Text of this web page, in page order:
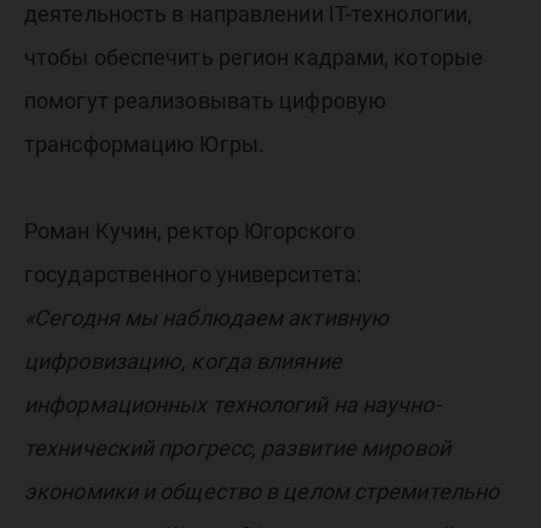
деятельность в направлении IT-технологии,
чтобы обеспечить регион кадрами, которые
помогут реализовывать цифровую
трансформацию Югры.
Роман Кучин, ректор Югорского
государственного университета:
«Сегодня мы наблюдаем активную
цифровизацию, когда влияние
информационных технологий на научно-
технический прогресс, развитие мировой
экономики и общество в целом стремительно